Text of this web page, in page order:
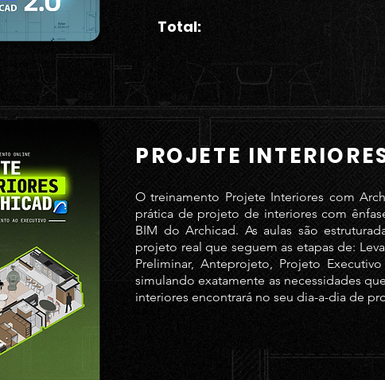
Total:
PROJETE
O treinamento Projete Interiores com
prática de projeto de interiores com
BIM do Archicad. As aulas são
projeto real que seguem as etapas de:
Preliminar, Anteprojeto, Projeto
simulando exatamente as necessidades
interiores encontrará no seu dia-a-dia de